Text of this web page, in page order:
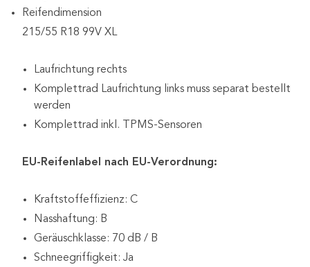
Reifendimension
215/55 R18 99V XL
Laufrichtung rechts
Komplettrad Laufrichtung links muss separat bestellt
werden
Komplettrad inkl. TPMS-Sensoren
EU-Reifenlabel nach EU-Verordnung:
Kraftstoffeffizienz: C
Nasshaftung: B
Geräuschklasse: 70 dB / B
Schneegriffigkeit: Ja